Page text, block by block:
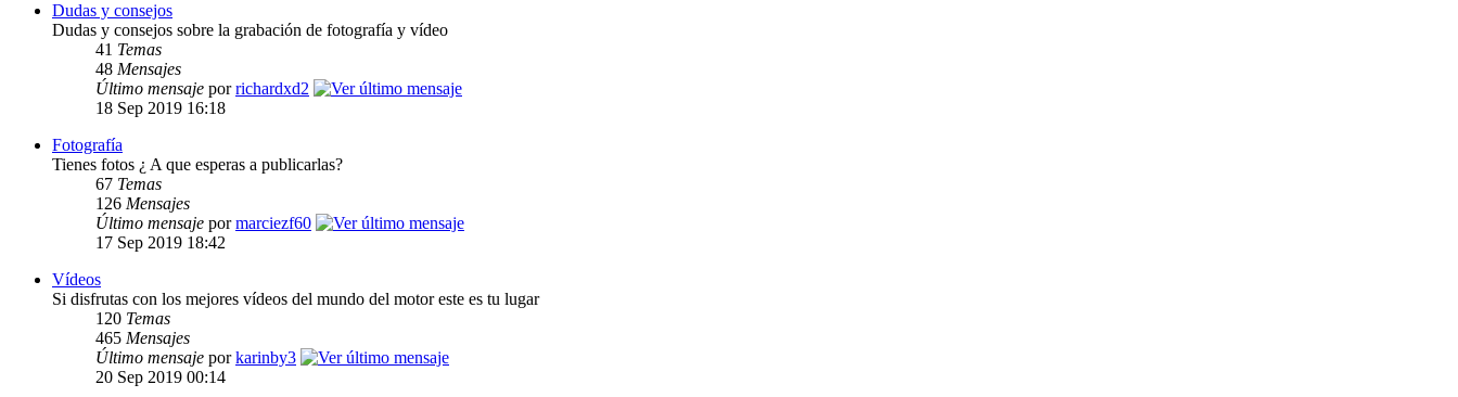
Dudas y consejos
Dudas y consejos sobre la grabación de fotografía y vídeo
41 Temas
48 Mensajes
Último mensaje porrichardxd2
18 Sep 2019 16:18
Fotografía
Tienes fotos ¿ A que esperas a publicarlas?
67 Temas
126 Mensajes
Último mensaje pormarciezf60
17 Sep 2019 18:42
Vídeos
Si disfrutas con los mejores vídeos del mundo del motor este es tu lugar
120 Temas
465 Mensajes
Último mensaje porkarinby3
20 Sep 2019 00:14